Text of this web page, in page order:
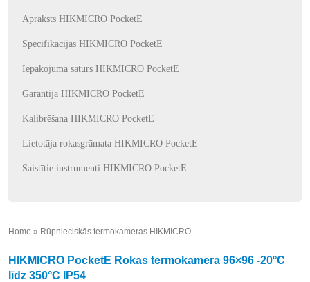
Apraksts HIKMICRO PocketE
Specifikācijas HIKMICRO PocketE
Iepakojuma saturs HIKMICRO PocketE
Garantija HIKMICRO PocketE
Kalibrēšana HIKMICRO PocketE
Lietotāja rokasgrāmata HIKMICRO PocketE
Saistītie instrumenti HIKMICRO PocketE
Home » Rūpnieciskās termokameras HIKMICRO
HIKMICRO PocketE Rokas termokamera 96×96 -20°C
līdz 350°C IP54